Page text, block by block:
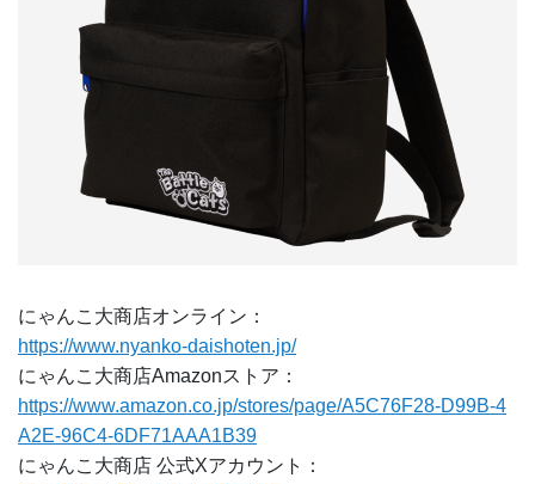
にゃんこ大商店オンライン：
https://www.nyanko-daishoten.jp/
にゃんこ大商店Amazonストア：
https://www.amazon.co.jp/stores/page/A5C76F28-D99B-4
A2E-96C4-6DF71AAA1B39
にゃんこ大商店 公式Xアカウント：